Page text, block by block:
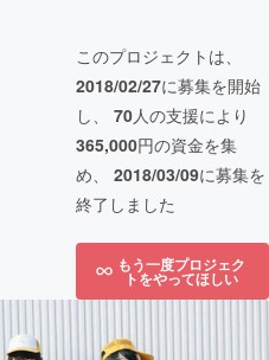
このプロジェクトは、
2018/02/27に募集を開始
し、 70人の支援により
365,000円の資金を集
め、 2018/03/09に募集を
終了しました
もう一度プロジェク
トをやってほしい